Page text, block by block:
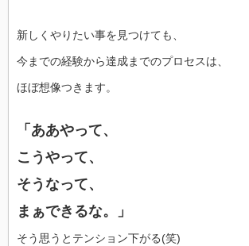
新しくやりたい事を見つけても、
今までの経験から達成までのプロセスは、
ほぼ想像つきます。
「ああやって、
こうやって、
そうなって、
まぁできるな。」
そう思うとテンション下がる(笑)